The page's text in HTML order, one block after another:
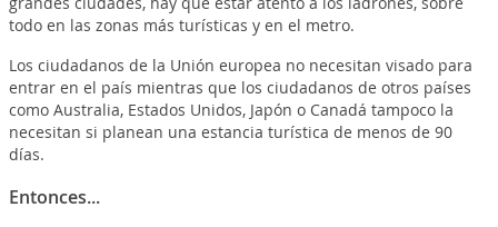
todo en las zonas más turísticas y en el metro.
Los ciudadanos de la Unión europea no necesitan visado para
entrar en el país mientras que los ciudadanos de otros países
como Australia, Estados Unidos, Japón o Canadá tampoco la
necesitan si planean una estancia turística de menos de 90
días.
Entonces...